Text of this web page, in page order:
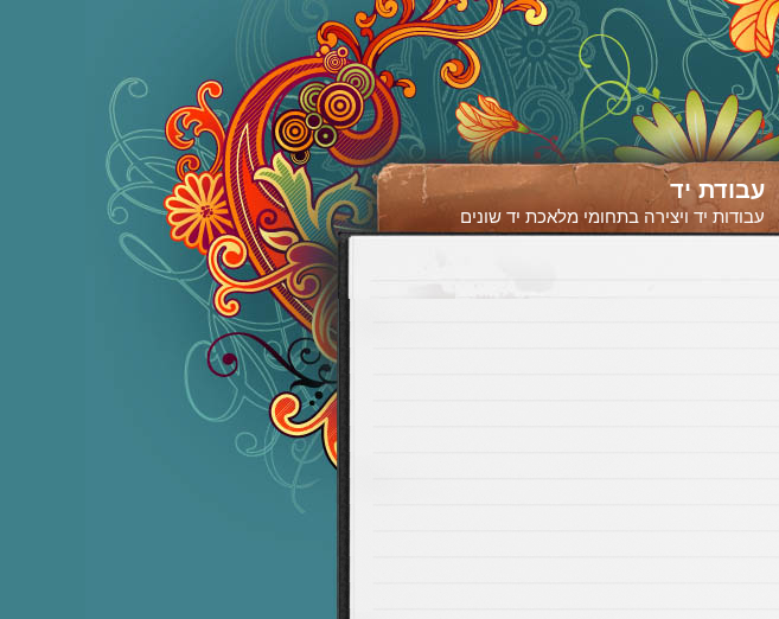
עבודת יד
עבודות יד ויצירה בתחומי מלאכת יד שונים